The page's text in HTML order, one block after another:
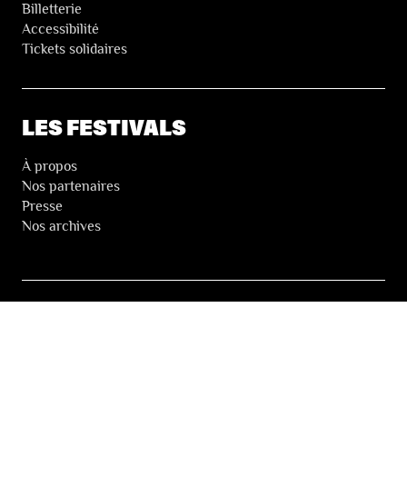
Billetterie
Accessibilité
Tickets solidaires
LES FESTIVALS
À propos
Nos partenaires
Presse
Nos archives